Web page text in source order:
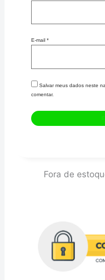
E-mail *
Salvar meus dados neste
comentar.
Fora de